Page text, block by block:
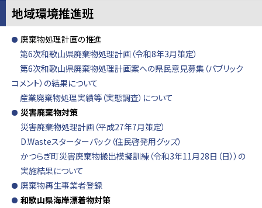
地域環境推進班
廃棄物処理計画の推進
第6次和歌山県廃棄物処理計画（令和8年3月策定）
第6次和歌山県廃棄物処理計画案への県民意見募集（パブリック
コメント）の結果について
産業廃棄物処理実績等（実態調査）について
災害廃棄物対策
災害廃棄物処理計画（平成27年7月策定）
D.Wasteスターターパック（住民啓発用グッズ）
かつらぎ町災害廃棄物搬出模擬訓練（令和3年11月28日（日））の
実施結果について
廃棄物再生事業者登録
和歌山県海岸漂着物対策